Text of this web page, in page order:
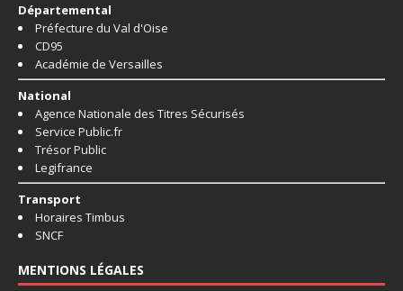
Départemental
Préfecture du Val d'Oise
CD95
Académie de Versailles
National
Agence Nationale des Titres Sécurisés
Service Public.fr
Trésor Public
Legifrance
Transport
Horaires Timbus
SNCF
MENTIONS LÉGALES